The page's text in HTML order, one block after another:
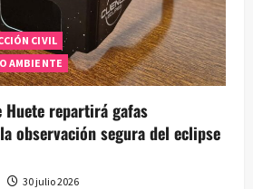
CIVIL
AMBIENTE
Huete repartirá gafas
observación segura del eclipse
30 julio 2026